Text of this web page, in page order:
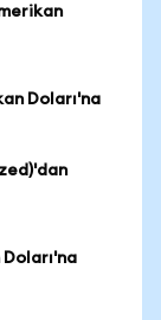
Doları'na